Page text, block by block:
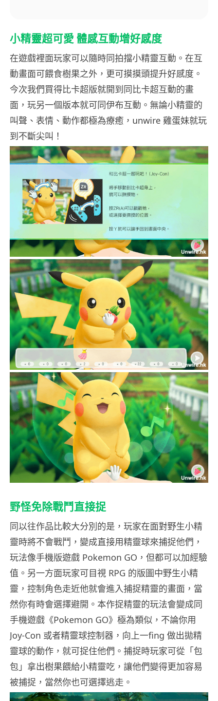
小精靈超可愛 體感互動增好感度
在遊戲裡面玩家可以隨時同拍擋小精靈互動。在互
動畫面可餵食樹果之外，更可摸摸頭提升好感度。
今次我們買得比卡超版就開到同比卡超互動的畫
面，玩另一個版本就可同伊布互動。無論小精靈的
叫聲、表情、動作都極為療癒，unwire 雞蛋妹就玩
到不斷尖叫！
野怪免除戰鬥直接捉
同以往作品比較大分別的是，玩家在面對野生小精
靈時將不會戰鬥，變成直接用精靈球來捕捉他們，
玩法像手機版遊戲 Pokemon GO，但都可以加經驗
值。另一方面玩家可目視 RPG 的版圖中野生小精
靈，控制角色走近他就會進入捕捉精靈的畫面，當
然你有時會選擇避開。本作捉精靈的玩法會變成同
手機遊戲《Pokemon GO》極為類似，不論你用
Joy-Con 或者精靈球控制器，向上一fing 做出拋精
靈球的動作，就可捉住他們。捕捉時玩家可從「包
包」拿出樹果餵給小精靈吃，讓他們變得更加容易
被捕捉，當然你也可選擇逃走。